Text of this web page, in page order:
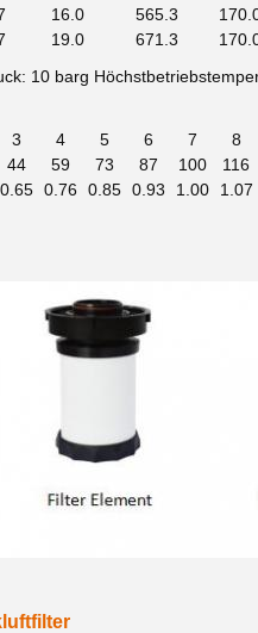
16.0 565.3
19.0 671.3
10 barg
3 4 5 6 7
8
44 59 73 87 100
116
0.65 0.76 0.85 0.93 1.00 1.07